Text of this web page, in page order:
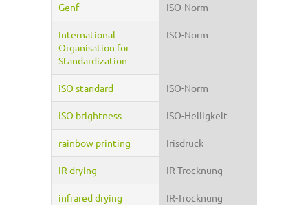
Genf ISO-Norm
International
Organisation for
Standardization
ISO-Norm
ISO standard ISO-Norm
ISO brightness ISO-Helligkeit
rainbow printing Irisdruck
IR drying IR-Trocknung
infrared drying IR-Trocknung